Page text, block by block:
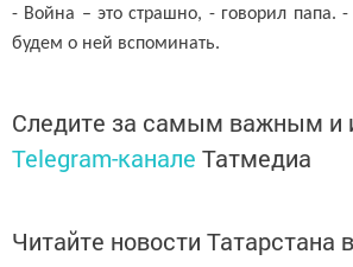
- Война – это страшно, - говорил папа.
будем о ней вспоминать.
Следите за самым важным и
Telegram-канале Татмедиа
Читайте новости Татарстана в